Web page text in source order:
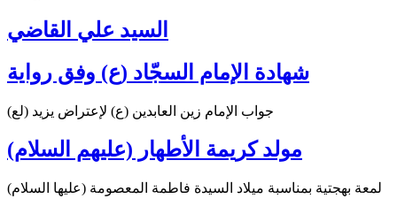
السيد علي القاضي
شهادة الإمام السجّاد (ع) وفق رواية
جواب الإمام زين العابدين (ع) لإعتراض يزيد (لع)
مولد كريمة الأطهار (عليهم السلام)
لمعة بهجتية بمناسبة ميلاد السيدة فاطمة المعصومة (عليها السلام)